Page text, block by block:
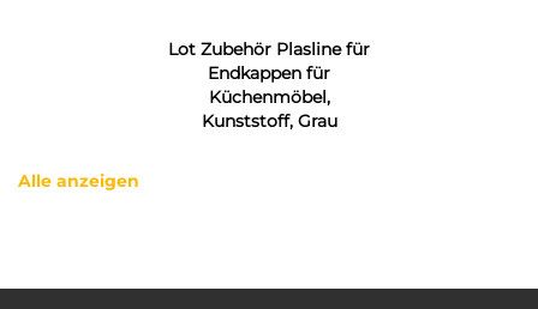
Lot Zubehör Plasline für
Endkappen für
Küchenmöbel,
Kunststoff, Grau
Alle anzeigen